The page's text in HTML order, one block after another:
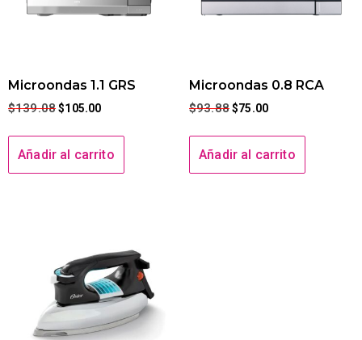
Microondas 1.1 GRS
$139.08 $105.00
Añadir al carrito
Microondas 0.8 RCA
$93.88$75.00
Añadir al carrito